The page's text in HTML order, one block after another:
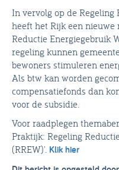
In vervolg op de Regeling
heeft het Rijk een nieuwe
Reductie Energiegebruik
regeling kunnen
bewoners stimuleren
Als btw kan worden
compensatiefonds dan
voor de subsidie.
Voor raadplegen
Praktijk: Regeling
(RREW)'. Klik hier